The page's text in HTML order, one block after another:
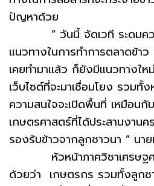
ปัญหา
“ วันนี้ จัดเวที ระดมควา
แนวทางในการทำการตลาดข้า
เคยทำมาแล้ว ก็ยังมีแนวทางใ
เว็บไซต์ที่จะมาเชื่อมโยง รวมทั้
ความสนใจจะเปิดพื้นที่ เหมือนกั
เกษตรศาสตร์ที่ได้ประสานงาน
รองรับข้าวจากลูกชาวนา ” นา
หัวหน้าภาควิชาเศรษฐศา
ด้วยว่า เกษตรกร รวมทั้งลูกช